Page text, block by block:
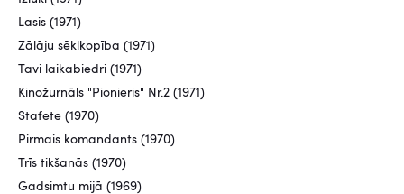
Lasis (1971)
Zālāju sēklkopība (1971)
Tavi laikabiedri (1971)
Kinožurnāls "Pionieris" Nr.2 (1971)
Stafete (1970)
Pirmais komandants (1970)
Trīs tikšanās (1970)
Gadsimtu mijā (1969)